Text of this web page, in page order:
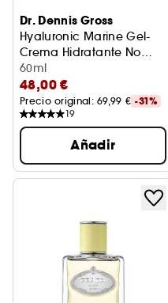
Dr. Dennis Gross
Hyaluronic Marine Gel-
Crema Hidratante No
Graso
60ml
48,00 €
Precio original: 69,99 € -31%
19
Añadir